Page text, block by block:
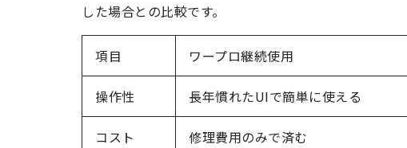
した場合との比較です。
項目 ワープロ継続使用
操作性 長年慣れたUIで簡単に使える
コスト 修理費用のみで済む